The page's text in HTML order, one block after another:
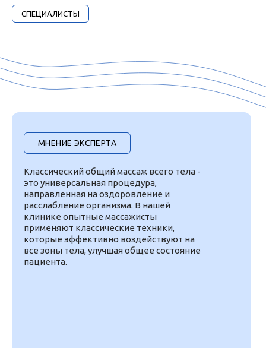
СПЕЦИАЛИСТЫ
Классический общий массаж всего тела -
это универсальная процедура,
направленная на оздоровление и
расслабление организма. В нашей
клинике опытные массажисты
применяют классические техники,
которые эффективно воздействуют на
все зоны тела, улучшая общее состояние
пациента.
МНЕНИЕ ЭКСПЕРТА